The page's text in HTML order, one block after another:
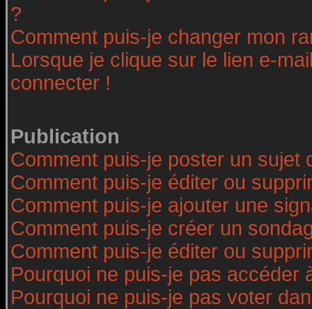
?
Comment puis-je changer mon
Lorsque je clique sur le lien e-
connecter !
Publication
Comment puis-je poster un sujet
Comment puis-je éditer ou
Comment puis-je ajouter une
Comment puis-je créer un
Comment puis-je éditer ou
Pourquoi ne puis-je pas accéder
Pourquoi ne puis-je pas voter